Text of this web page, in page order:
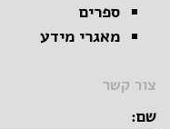
ספרים
מאגרי מידע
צור קשר
שם: